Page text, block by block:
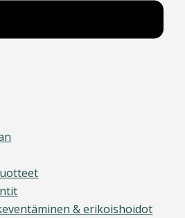
& erikoishoidot